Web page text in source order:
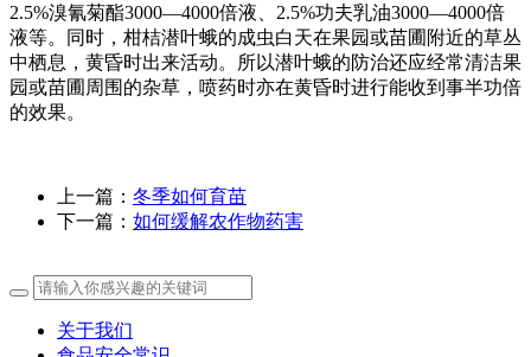
2.5%溴氰菊酯3000—4000倍液、2.5%功夫乳油3000—4000倍
液等。同时，柑桔潜叶蛾的成虫白天在果园或苗圃附近的草丛
中栖息，黄昏时出来活动。所以潜叶蛾的防治还应经常清洁果
园或苗圃周围的杂草，喷药时亦在黄昏时进行能收到事半功倍
的效果。
上一篇： 冬季如何育苗
下一篇： 如何缓解农作物药害
关于我们